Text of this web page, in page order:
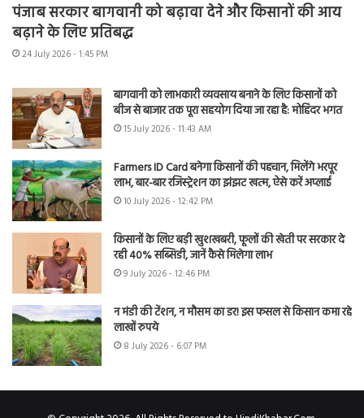
पंजाब सरकार बागवानी को बढ़ावा देने और किसानों की आय
बढ़ाने के लिए प्रतिबद्ध
24 July 2026 - 1:45 PM
बागवानी को लाभकारी व्यवसाय बनाने के लिए किसानों को
बीज से बाजार तक पूरा सहयोग दिया जा रहा है: मोहिंदर भगत
15 July 2026 - 11:43 AM
Farmers ID Card बनेगा किसानों की पहचान, मिलेंगे भरपूर
लाभ, बार-बार रजिस्ट्रेशन का झंझट खत्म, ऐसे करें अप्लाई
10 July 2026 - 12:42 PM
किसानों के लिए बड़ी खुशखबरी, फूलों की खेती पर सरकार दे
रही 40% सब्सिडी, जानें कैसे मिलेगा लाभ
9 July 2026 - 12:46 PM
न मंडी की टेंशन, न मौसम का डर! इस फसल से किसान कमा रहे
लाखों रुपये
8 July 2026 - 6:07 PM